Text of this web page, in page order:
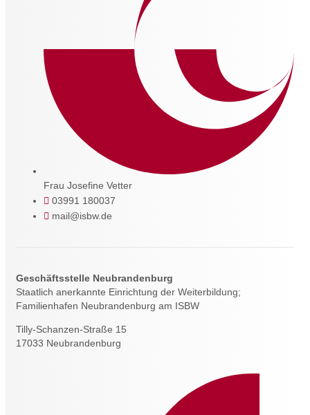
Frau Josefine Vetter
03991 180037
mail@isbw.de
Geschäftsstelle Neubrandenburg
Staatlich anerkannte Einrichtung der Weiterbildung;
Familienhafen Neubrandenburg am ISBW
Tilly-Schanzen-Straße 15
17033 Neubrandenburg